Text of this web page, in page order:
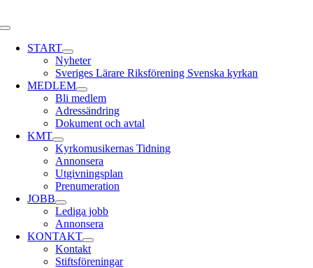
to
Toggle
NavigationSTART
Nyheter
Sveriges Lärare Riksförening Svenska kyrkan
MEDLEM
Bli medlem
Adressändring
Dokument och avtal
KMT
Kyrkomusikernas Tidning
Annonsera
Utgivningsplan
Prenumeration
JOBB
Lediga jobb
Annonsera
KONTAKT
Kontakt
Stiftsföreningar